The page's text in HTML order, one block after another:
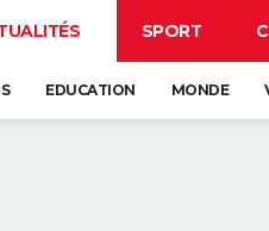
SPORT
EDUCATION MONDE